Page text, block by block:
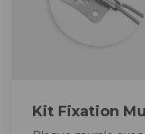
Kit Fixation